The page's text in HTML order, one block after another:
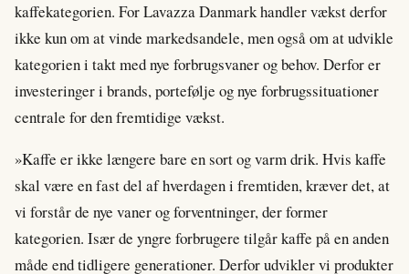
kaffekategorien. For Lavazza Danmark handler vækst derfor
ikke kun om at vinde markedsandele, men også om at udvikle
kategorien i takt med nye forbrugsvaner og behov. Derfor er
investeringer i brands, portefølje og nye forbrugssituationer
centrale for den fremtidige vækst.
»Kaffe er ikke længere bare en sort og varm drik. Hvis kaffe
skal være en fast del af hverdagen i fremtiden, kræver det, at
vi forstår de nye vaner og forventninger, der former
kategorien. Især de yngre forbrugere tilgår kaffe på en anden
måde end tidligere generationer. Derfor udvikler vi produkter